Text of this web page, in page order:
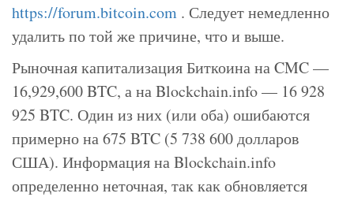
https://forum.bitcoin.com . Следует немедленно
удалить по той же причине, что и выше.
Рыночная капитализация Биткоина на CMC —
16,929,600 BTC, а на Blockchain.info — 16 928
925 BTC. Один из них (или оба) ошибаются
примерно на 675 BTC (5 738 600 долларов
США). Информация на Blockchain.info
определенно неточная, так как обновляется